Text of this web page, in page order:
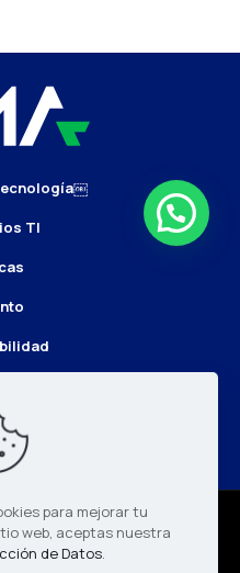
TI
para mejorar tu
web, aceptas nuestra
de Datos.